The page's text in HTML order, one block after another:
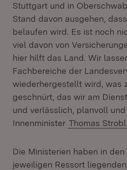
Stuttgart und in
Stand davon ausgehen,
belaufen wird. Es ist noch
viel davon von
hier hilft das Land. Wir
Fachbereiche der
wiederhergestellt wird, was
geschnürt, das wir am
und verlässlich, planvoll
Innenminister Thomas Strobl
Die Ministerien haben in
jeweiligen Ressort